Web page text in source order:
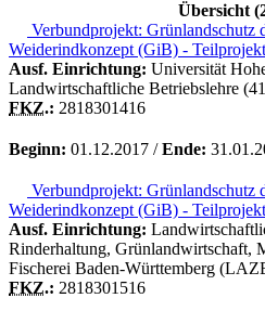
Übersicht (
Verbundprojekt: Grünlandschutz
Weiderindkonzept (GiB) -
Ausf. Einrichtung: Universität
Landwirtschaftliche Betriebslehre
FKZ.: 2818301416
Beginn: 01.12.2017 /Ende:
Verbundprojekt: Grünlandschutz
Weiderindkonzept (GiB) -
Ausf. Einrichtung:
Rinderhaltung, Grünlandwirtschaft,
Fischerei Baden-Württemberg
FKZ.: 2818301516